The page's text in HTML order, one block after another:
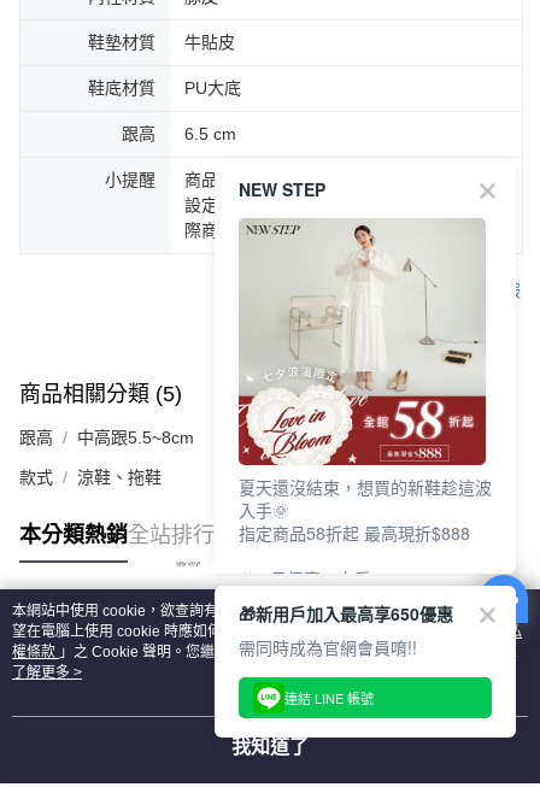
鞋墊材質 牛貼皮
鞋底材質 PU大底
跟高 6.5 cm
小提醒
商品圖片顏色會因拍攝燈光環境或個人螢幕
設定不同，而造成部份色差現象，顏色以實
際商品為主。
客服
商品相關分類 (5) 查看全部
跟高 中高跟5.5~8cm
款式 涼鞋、拖鞋
本分類熱銷全站排行
熱門標籤
本網站中使用 cookie，欲查詢有關本網站使用 cookie 方式之詳情，及若您不希
望在電腦上使用 cookie 時應如何變更電腦的 cookie 設定，請參閱本網站「
隱私
權條款 」之 Cookie 聲明。您繼續使用本網站即表示您同意本公司得按本網站使
用條款之 Cookie 聲明使用 cookie。
了解更多 >
我知道了
NEW STEP
夏天還沒結束，想買的新鞋趁這波
入手🌞
指定商品58折起 最高現折$888
🎉 8月優惠一次看
①LINE購物最高10%回饋
②每周限定品現折200
③指定商品58折起 最高現折$888
上班鞋、休閒鞋、涼鞋一次逛齊
好搭、出遊好走、聚會也漂亮
🎁新用戶加入最高享650優惠
需同時成為官網會員唷!!
連結 LINE 帳號